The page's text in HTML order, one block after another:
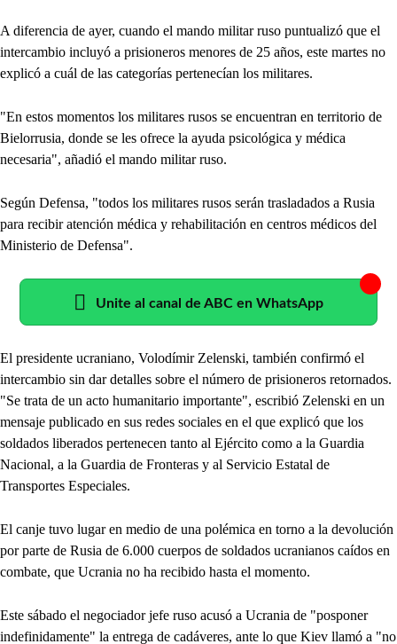
A diferencia de ayer, cuando el mando militar ruso puntualizó que el
intercambio incluyó a prisioneros menores de 25 años, este martes no
explicó a cuál de las categorías pertenecían los militares.
"En estos momentos los militares rusos se encuentran en territorio de
Bielorrusia, donde se les ofrece la ayuda psicológica y médica
necesaria", añadió el mando militar ruso.
Según Defensa, "todos los militares rusos serán trasladados a Rusia
para recibir atención médica y rehabilitación en centros médicos del
Ministerio de Defensa".
Unite al canal de ABC en WhatsApp
El presidente ucraniano, Volodímir Zelenski, también confirmó el
intercambio sin dar detalles sobre el número de prisioneros retornados.
"Se trata de un acto humanitario importante", escribió Zelenski en un
mensaje publicado en sus redes sociales en el que explicó que los
soldados liberados pertenecen tanto al Ejército como a la Guardia
Nacional, a la Guardia de Fronteras y al Servicio Estatal de
Transportes Especiales.
El canje tuvo lugar en medio de una polémica en torno a la devolución
por parte de Rusia de 6.000 cuerpos de soldados ucranianos caídos en
combate, que Ucrania no ha recibido hasta el momento.
Este sábado el negociador jefe ruso acusó a Ucrania de "posponer
indefinidamente" la entrega de cadáveres, ante lo que Kiev llamó a "no